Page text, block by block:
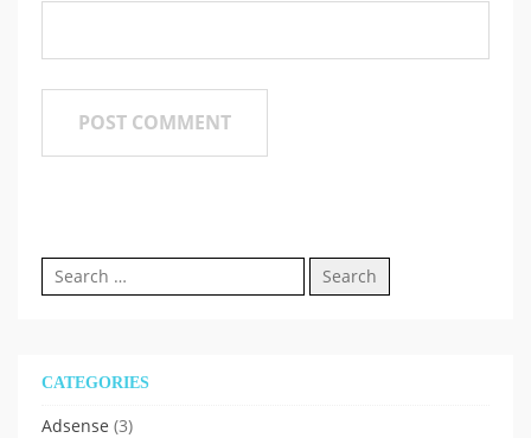
Search
for:
CATEGORIES
Adsense (3)